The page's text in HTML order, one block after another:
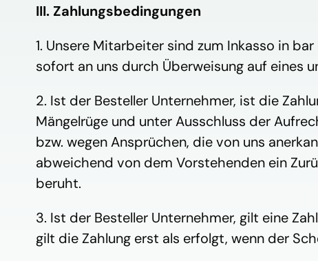
III. Zahlungsbedingungen
1. Unsere Mitarbeiter sind zum Inkasso in
sofort an uns durch Überweisung auf eines
2. Ist der Besteller Unternehmer, ist die
Mängelrüge und unter Ausschluss der
bzw. wegen Ansprüchen, die von uns
abweichend von dem Vorstehenden ein
beruht.
3. Ist der Besteller Unternehmer, gilt eine
gilt die Zahlung erst als erfolgt, wenn der